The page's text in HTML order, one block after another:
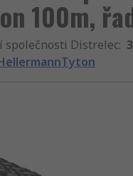
100m,
společnosti Distrelec: